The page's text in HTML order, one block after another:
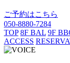
ご予約はこちら
050-8880-7284
TOP 8F BAL 9F
ACCESS